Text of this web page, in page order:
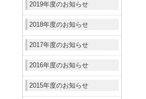
2019年度のお知らせ
2018年度のお知らせ
2017年度のお知らせ
2016年度のお知らせ
2015年度のお知らせ